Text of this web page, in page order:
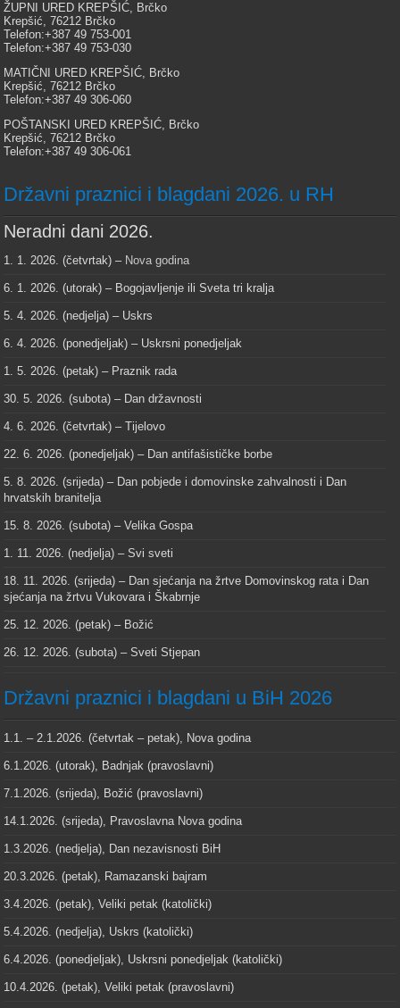
ŽUPNI URED KREPŠIĆ, Brčko
Krepšić, 76212 Brčko
Telefon:+387 49 753-001
Telefon:+387 49 753-030
MATIČNI URED KREPŠIĆ, Brčko
Krepšić, 76212 Brčko
Telefon:+387 49 306-060
POŠTANSKI URED KREPŠIĆ, Brčko
Krepšić, 76212 Brčko
Telefon:+387 49 306-061
Državni praznici i blagdani 2026. u RH
Neradni dani 2026.
1. 1. 2026. (četvrtak) – Nova godina
6. 1. 2026. (utorak) – Bogojavljenje ili Sveta tri kralja
5. 4. 2026. (nedjelja) – Uskrs
6. 4. 2026. (ponedjeljak) – Uskrsni ponedjeljak
1. 5. 2026. (petak) – Praznik rada
30. 5. 2026. (subota) – Dan državnosti
4. 6. 2026. (četvrtak) – Tijelovo
22. 6. 2026. (ponedjeljak) – Dan antifašističke borbe
5. 8. 2026. (srijeda) – Dan pobjede i domovinske zahvalnosti i Dan
hrvatskih branitelja
15. 8. 2026. (subota) – Velika Gospa
1. 11. 2026. (nedjelja) – Svi sveti
18. 11. 2026. (srijeda) – Dan sjećanja na žrtve Domovinskog rata i Dan
sjećanja na žrtvu Vukovara i Škabrnje
25. 12. 2026. (petak) – Božić
26. 12. 2026. (subota) – Sveti Stjepan
Državni praznici i blagdani u BiH 2026
1.1. – 2.1.2026. (četvrtak – petak), Nova godina
6.1.2026. (utorak), Badnjak (pravoslavni)
7.1.2026. (srijeda), Božić (pravoslavni)
14.1.2026. (srijeda), Pravoslavna Nova godina
1.3.2026. (nedjelja), Dan nezavisnosti BiH
20.3.2026. (petak), Ramazanski bajram
3.4.2026. (petak), Veliki petak (katolički)
5.4.2026. (nedjelja), Uskrs (katolički)
6.4.2026. (ponedjeljak), Uskrsni ponedjeljak (katolički)
10.4.2026. (petak), Veliki petak (pravoslavni)